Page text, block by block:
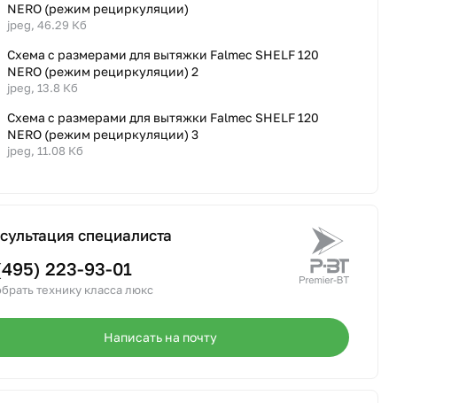
NERO (режим рециркуляции)
jpeg, 46.29 Кб
Схема с размерами для вытяжки Falmec SHELF 120
NERO (режим рециркуляции) 2
jpeg, 13.8 Кб
Схема с размерами для вытяжки Falmec SHELF 120
NERO (режим рециркуляции) 3
jpeg, 11.08 Кб
специалиста
223-93-01
технику класса люкс
Написать на почту